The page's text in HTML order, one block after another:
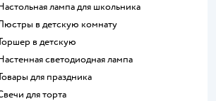
Настольная лампа для школьника
Люстры в детскую комнату
Торшер в детскую
Настенная светодиодная лампа
Товары для праздника
Свечи для торта